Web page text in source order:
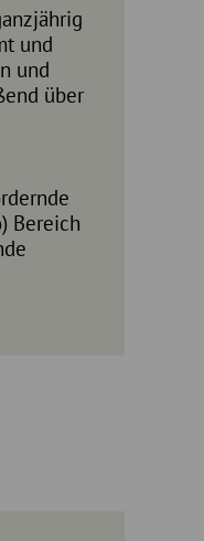
und
und
über
Bereich